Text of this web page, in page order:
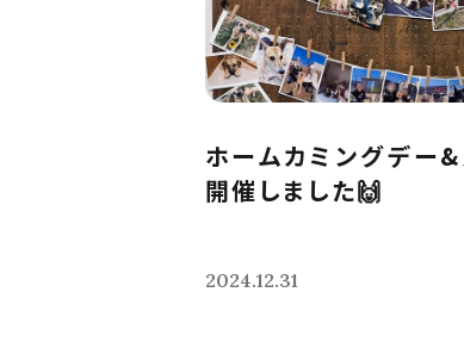
ホームカミングデー
開催しました🙌
2024.12.31